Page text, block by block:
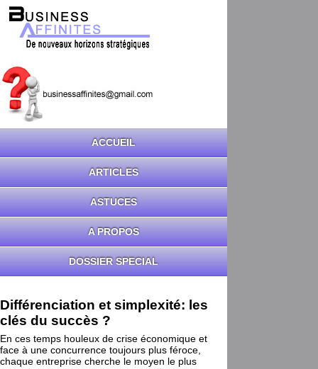
ACCUEIL
ARTICLES
ASTUCES
A PROPOS
DOSSIER SPECIAL
Différenciation et simplexité: les
clés du succès ?
En ces temps houleux de crise économique et
face à une concurrence toujours plus féroce,
chaque entreprise cherche le moyen le plus